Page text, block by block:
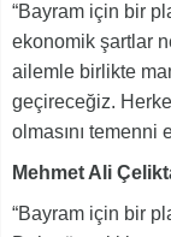
“Bayram için bir
ekonomik şartlar
ailemle birlikte
geçireceğiz.
olmasını temenni
Mehmet Ali
“Bayram için bir